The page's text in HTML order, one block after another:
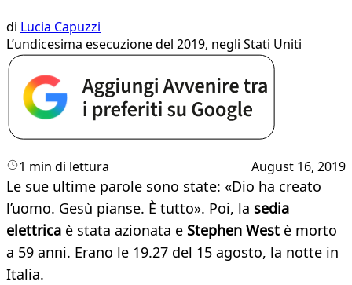
di Lucia Capuzzi
L’undicesima esecuzione del 2019, negli Stati Uniti
1 min di lettura August 16, 2019
Le sue ultime parole sono state: «Dio ha creato
l’uomo. Gesù pianse. È tutto». Poi, la sedia
elettrica è stata azionata e Stephen West è morto
a 59 anni. Erano le 19.27 del 15 agosto, la notte in
Italia.